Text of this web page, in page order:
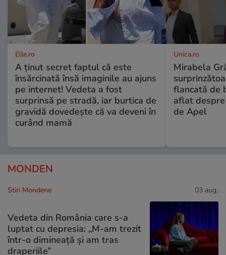
Elle.ro
A ținut secret faptul că este
însărcinată însă imaginile au ajuns
pe internet! Vedeta a fost
surprinsă pe stradă, iar burtica de
gravidă dovedește că va deveni în
curând mamă
Unica.ro
Mirabela
flancată de
aflat
de Apel
MONDEN
Stiri Mondene 03 aug.
Vedeta din România care s-a
luptat cu depresia: „M-am trezit
într-o dimineață și am tras
draperiile”